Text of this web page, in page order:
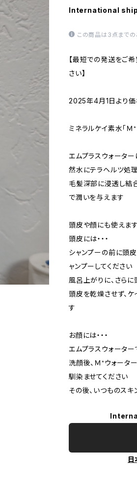
International
この商品は3点までの
【最短での発送をご
さい】
2025年4月1日より価
ミネラルケイ素水「
エムプラスウォータ
然水にテラヘルツ処
毛髪深部に浸透し結
で潤いを与えます
頭皮や顔にも使えます
頭皮には・・・
シャンプーの前に頭
ャンプーしてください
風呂上がりに、さらに
頭皮を乾燥させず、
す
お顔には・・・
エムプラスウォータ
洗顔後、Ｍ⁺ウォータ
馴染ませてください
その後、いつものスキ
日